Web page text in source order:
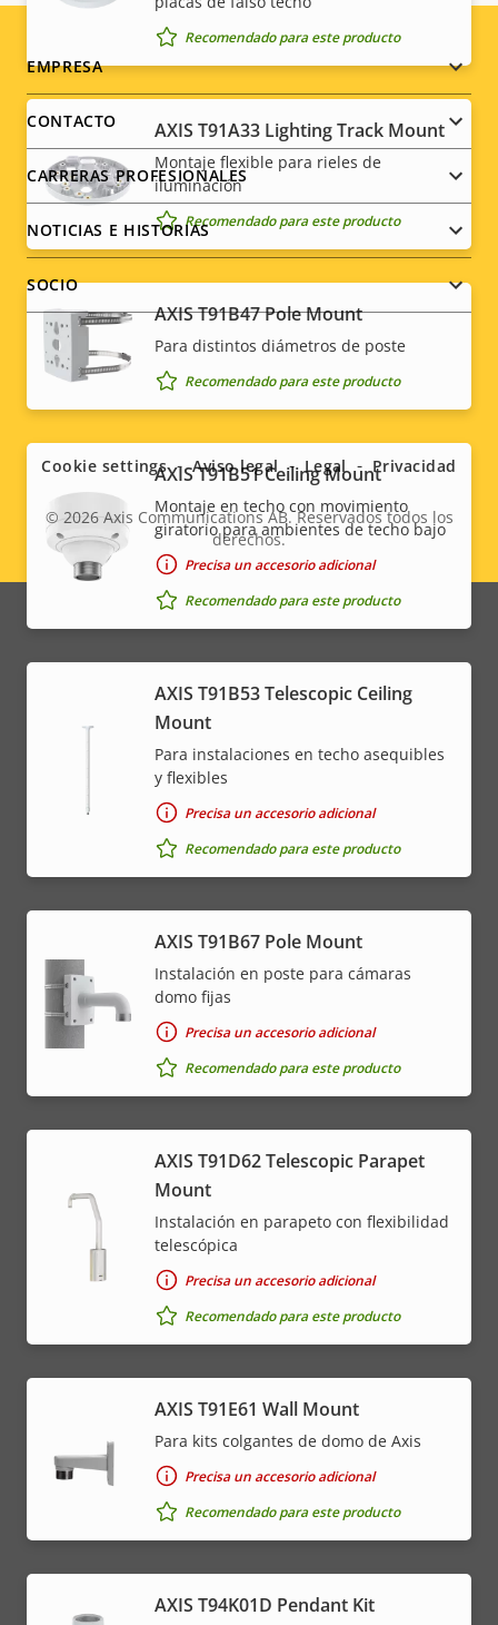
Recomendado para este producto
AXIS T91A33 Lighting Track Mount
Montaje flexible para rieles de
iluminación
Recomendado para este producto
AXIS T91B47 Pole Mount
Para distintos diámetros de poste
Recomendado para este producto
AXIS T91B51 Ceiling Mount
Montaje en techo con movimiento
giratorio para ambientes de techo bajo
Precisa un accesorio adicional
Recomendado para este producto
AXIS T91B53 Telescopic Ceiling
Mount
Para instalaciones en techo asequibles
y flexibles
Precisa un accesorio adicional
Recomendado para este producto
AXIS T91B67 Pole Mount
Instalación en poste para cámaras
domo fijas
Precisa un accesorio adicional
Recomendado para este producto
AXIS T91D62 Telescopic Parapet
Mount
Instalación en parapeto con flexibilidad
telescópica
Precisa un accesorio adicional
Recomendado para este producto
AXIS T91E61 Wall Mount
Para kits colgantes de domo de Axis
Precisa un accesorio adicional
Recomendado para este producto
AXIS T94K01D Pendant Kit
Footer
menu
EMPRESA
CONTACTO
CARRERAS PROFESIONALES
NOTICIAS E HISTORIAS
SOCIO
Social
menu
Legal
© 2026Axis Communications AB. Reservados todos los
derechos.
Cookie settings Aviso legal Legal Privacidad